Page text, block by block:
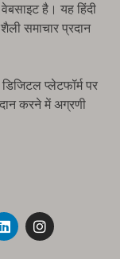
है। यह हिंदी
समाचार प्रदान
प्लेटफॉर्म पर
करने में अग्रणी